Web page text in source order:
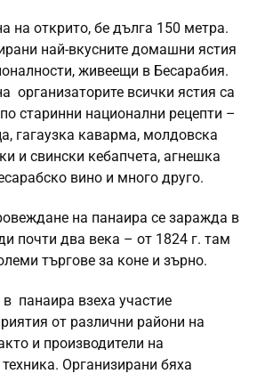
на открито, бе дълга 150 метра.
най-вкусните домашни ястия
живеещи в Бесарабия.
организаторите всички ястия са
старинни национални рецепти –
гагаузка каварма, молдовска
и свински кебапчета, агнешка
вино и много друго.
на панаира се заражда в
почти два века – от 1824 г. там
търгове за коне и зърно.
панаира взеха участие
от различни райони на
и производители на
Организирани бяха